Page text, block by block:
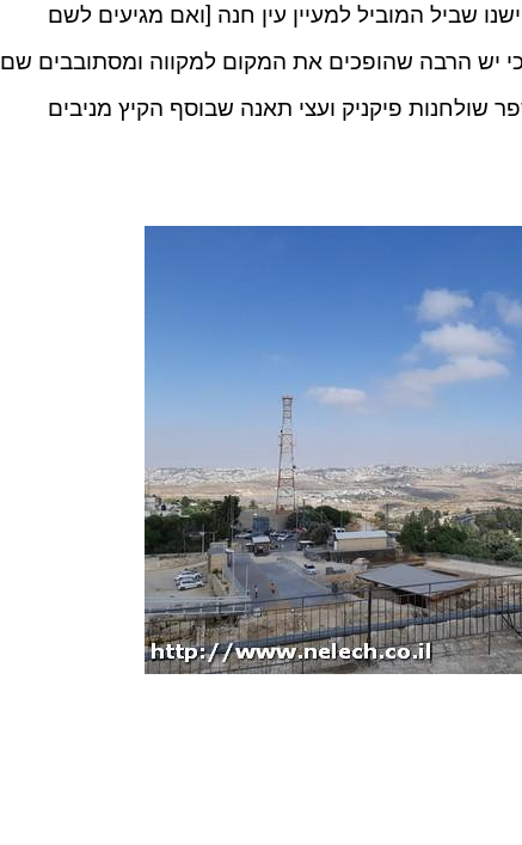
שביל המוביל למעיין עין חנה [ואם מגיעים לשם
יש הרבה שהופכים את המקום למקווה ומסתובבים שם
שולחנות פיקניק ועצי תאנה שבוסף הקיץ מניבים